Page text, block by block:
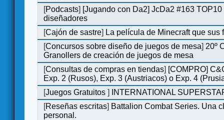
[Podcasts] [Jugando con Da2] JcDa2 #163
diseñadores
[Cajón de sastre] La película de Minecraft que sus
[Concursos sobre diseño de juegos de mesa] 20º
Granollers de creación de juegos de mesa
[Consultas de compras en tiendas] [COMPRO]
Exp. 2 (Rusos), Exp. 3 (Austriacos) o Exp. 4
[Juegos Gratuitos]
INTERNATIONAL
[Reseñas escritas] Battalion Combat Series. Una
personal.